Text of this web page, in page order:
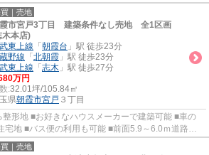
いたしますので、お気...
｜売地
市宮戸3丁目 建築条件なし売地 全1区画
木本店)
東上線 「 朝霞台 」駅 徒歩23分
野線 「 北朝霞 」駅 徒歩23分
東上線 「 志木 」駅 徒歩27分
万円
:32.01坪/105.84㎡
県朝霞市宮戸 ３丁目
形地 ■お好きなハウスメーカーで建築可能 ■車の
宅地 ■バス便の利用も可能 ■前面5.9～6.0ｍ道路に
｜売地